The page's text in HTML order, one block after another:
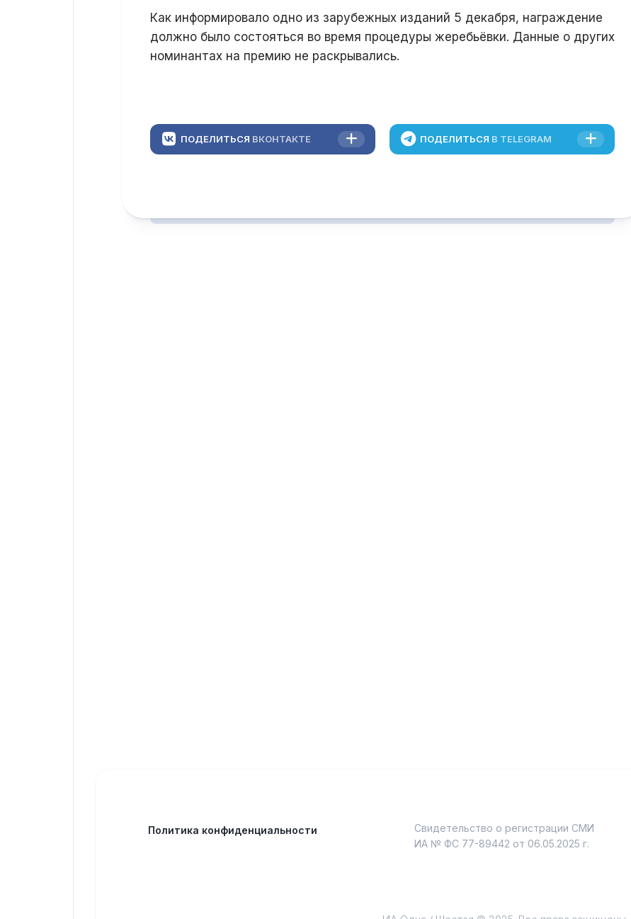
Как информировало одно из зарубежных изданий 5 декабря, награждение
должно было состояться во время процедуры жеребьёвки. Данные о других
номинантах на премию не раскрывались.
ПОДЕЛИТЬСЯ ВКОНТАКТЕ ПОДЕЛИТЬСЯ В TELEGRAM
Политика конфиденциальности
Свидетельство о регистрации СМИ
ИА № ФС 77-89442 от 06.05.2025 г.